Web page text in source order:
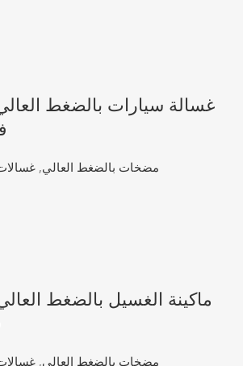
مضخات بالضغط العالي,
مضخات بالضغط العالي,